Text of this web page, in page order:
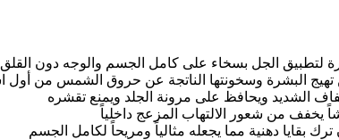
لتطبيق الجل بسخاء على كامل الجسم والوجه دون القلق
تهيج البشرة وسخونتها الناتجة عن حروق الشمس من أول
الشديد ويحافظ على مرونة الجلد ويمنع تقشره
يخفف من شعور الالتهاب المزعج داخلياً
بقايا دهنية مما يجعله مثالياً ومريحاً لكامل الجسم